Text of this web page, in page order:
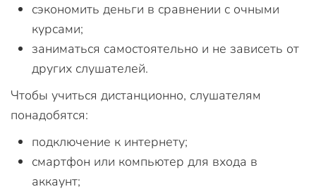
сэкономить деньги в сравнении с очными
курсами;
заниматься самостоятельно и не зависеть от
других слушателей.
Чтобы учиться дистанционно, слушателям
понадобятся:
подключение к интернету;
смартфон или компьютер для входа в
аккаунт;